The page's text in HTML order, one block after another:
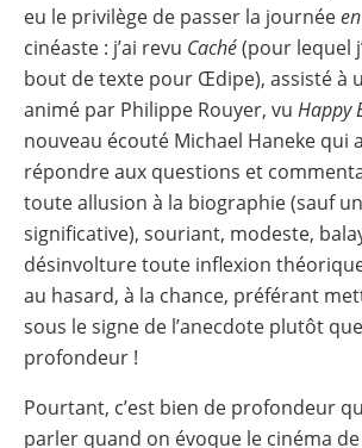
eu le privilège de passer la journée
cinéaste : j’ai revu Caché(pour lequel
bout de texte pour Œdipe), assisté à
animé par Philippe Rouyer, vu Happy
nouveau écouté Michael Haneke qui
répondre aux questions et
toute allusion à la biographie (sauf
significative), souriant, modeste,
désinvolture toute inflexion
au hasard, à la chance, préférant
sous le signe de l’anecdote plutôt
profondeur !
Pourtant, c’est bien de profondeur
parler quand on évoque le cinéma de